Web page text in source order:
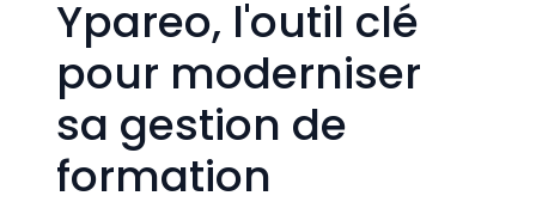
Ypareo, l'outil clé
pour moderniser
sa gestion de
formation